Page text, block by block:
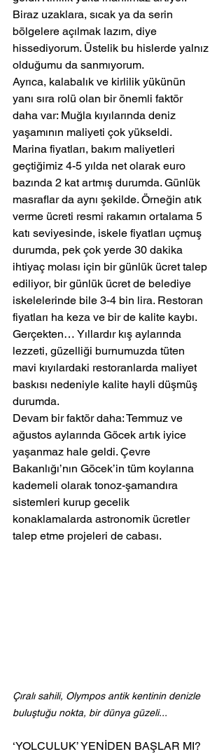
Biraz uzaklara, sıcak ya da serin
bölgelere açılmak lazım, diye
hissediyorum. Üstelik bu hislerde yalnız
olduğumu da sanmıyorum.
Ayrıca, kalabalık ve kirlilik yükünün
yanı sıra rolü olan bir önemli faktör
daha var: Muğla kıyılarında deniz
yaşamının maliyeti çok yükseldi.
Marina fiyatları, bakım maliyetleri
geçtiğimiz 4-5 yılda net olarak euro
bazında 2 kat artmış durumda. Günlük
masraflar da aynı şekilde. Örneğin atık
verme ücreti resmi rakamın ortalama 5
katı seviyesinde, iskele fiyatları uçmuş
durumda, pek çok yerde 30 dakika
ihtiyaç molası için bir günlük ücret talep
ediliyor, bir günlük ücret de belediye
iskelelerinde bile 3-4 bin lira. Restoran
fiyatları ha keza ve bir de kalite kaybı.
Gerçekten… Yıllardır kış aylarında
lezzeti, güzelliği burnumuzda tüten
mavi kıyılardaki restoranlarda maliyet
baskısı nedeniyle kalite hayli düşmüş
durumda.
Devam bir faktör daha: Temmuz ve
ağustos aylarında Göcek artık iyice
yaşanmaz hale geldi. Çevre
Bakanlığı’nın Göcek’in tüm koylarına
kademeli olarak tonoz-şamandıra
sistemleri kurup gecelik
konaklamalarda astronomik ücretler
talep etme projeleri de cabası.
Çıralı sahili, Olympos antik kentinin denizle
buluştuğu nokta, bir dünya güzeli...
‘YOLCULUK’ YENİDEN BAŞLAR MI?